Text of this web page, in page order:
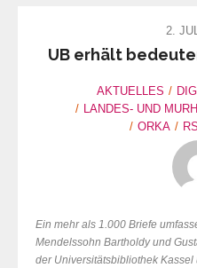
2.
UB erhält
AKTUELLES
LANDES- UND
ORKA
Ein mehr als 1.000 Briefe
Mendelssohn Bartholdy und
der Universitätsbibliothek Kassel